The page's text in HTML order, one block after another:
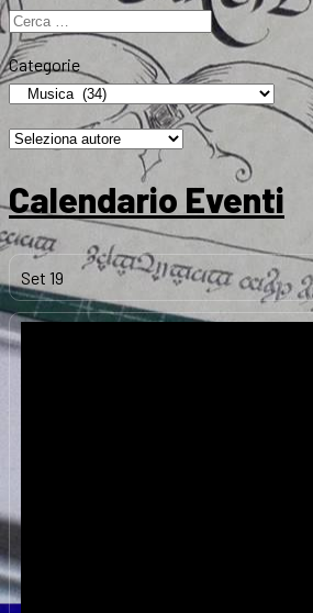
Ricerca
per:
Categorie
Calendario Eventi
Set 19